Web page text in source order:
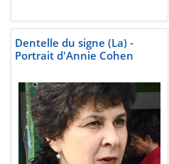
Dentelle du signe (La) -
Portrait d'Annie Cohen